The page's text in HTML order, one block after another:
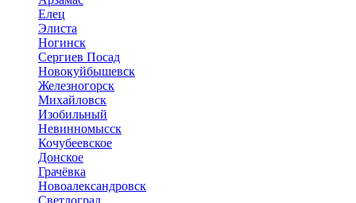
Елец
Элиста
Ногинск
Сергиев Посад
Новокуйбышевск
Железногорск
Михайловск
Изобильный
Невинномысск
Кочубеевское
Донское
Грачёвка
Новоалександровск
Светлоград